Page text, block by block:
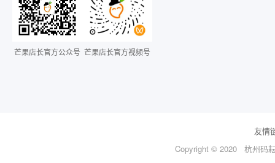
芒果店长官方公众号 芒果店长官方视频号
友情
Copyright © 2020 杭州码